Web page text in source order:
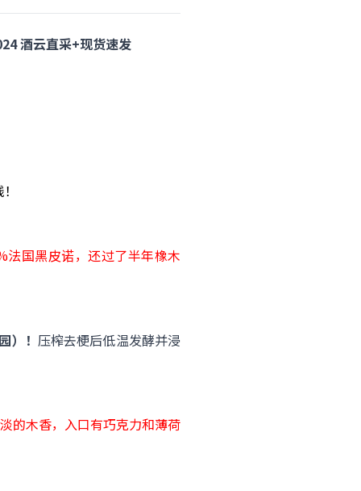
酒云直采+现货速发
法国黑皮诺，还过了半年橡木
）！ 压榨去梗后低温发酵并浸
的木香，入口有巧克力和薄荷